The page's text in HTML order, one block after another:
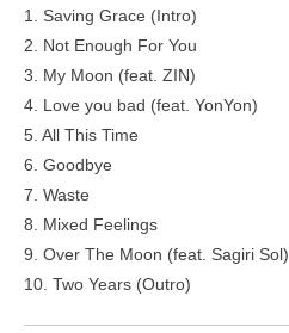
1. Saving Grace (Intro)
2. Not Enough For You
3. My Moon (feat. ZIN)
4. Love you bad (feat. YonYon)
5. All This Time
6. Goodbye
7. Waste
8. Mixed Feelings
9. Over The Moon (feat. Sagiri Sol)
10. Two Years (Outro)